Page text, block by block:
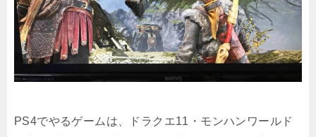
PS4でやるゲームは、ドラクエ11・モンハンワールド